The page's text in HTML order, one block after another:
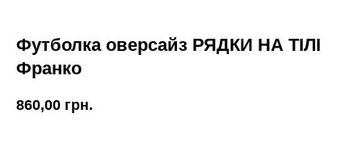
Футболка оверсайз РЯДКИ НА ТІЛІ
Франко
860,00 грн.